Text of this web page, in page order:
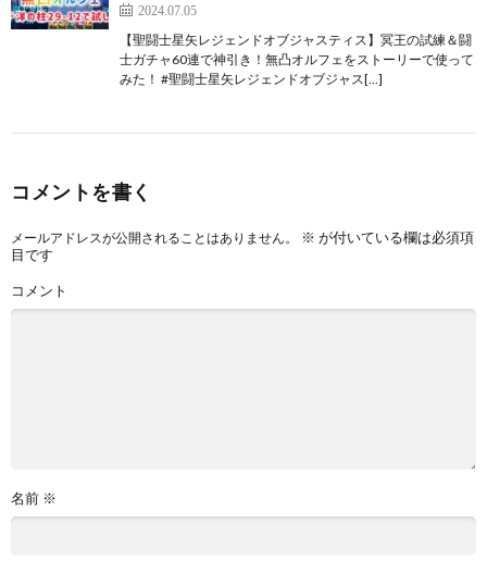
2024.07.05
【聖闘士星矢レジェンドオブジャスティス】冥王の試練＆闘
士ガチャ60連で神引き！無凸オルフェをストーリーで使って
みた！ #聖闘士星矢レジェンドオブジャス[…]
コメントを書く
メールアドレスが公開されることはありません。 ※ が付いている欄は必須項
目です
コメント
名前 ※